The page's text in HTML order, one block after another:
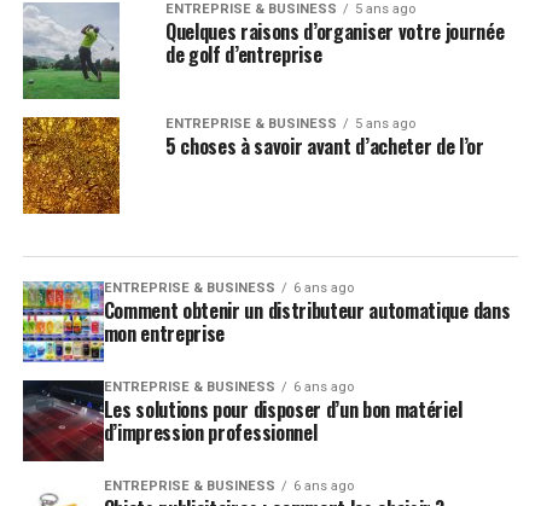
ENTREPRISE & BUSINESS 5 ans ago
Quelques raisons d’organiser votre journée
de golf d’entreprise
ENTREPRISE & BUSINESS 5 ans ago
5 choses à savoir avant d’acheter de l’or
ENTREPRISE & BUSINESS 6 ans ago
Comment obtenir un distributeur automatique dans
mon entreprise
ENTREPRISE & BUSINESS 6 ans ago
Les solutions pour disposer d’un bon matériel
d’impression professionnel
ENTREPRISE & BUSINESS 6 ans ago